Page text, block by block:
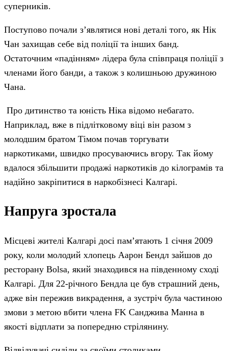
суперників.
Поступово почали з’являтися нові деталі того, як Нік
Чан захищав себе від поліції та інших банд.
Остаточним «падінням» лідера була співпраця поліції з
членами його банди, а також з колишньою дружиною
Чана.
Про дитинство та юність Ніка відомо небагато.
Наприклад, вже в підлітковому віці він разом з
молодшим братом Тімом почав торгувати
наркотиками, швидко просуваючись вгору. Так йому
вдалося збільшити продажі наркотиків до кілограмів та
надійно закріпитися в наркобізнесі Калгарі.
Напруга зростала
Місцеві жителі Калгарі досі пам’ятають 1 січня 2009
року, коли молодий хлопець Аарон Бендл зайшов до
ресторану Bolsa, який знаходився на південному сході
Калгарі. Для 22-річного Бендла це був страшний день,
адже він пережив викрадення, а зустріч була частиною
змови з метою вбити члена FK Санджива Манна в
якості відплати за попередню стрілянину.